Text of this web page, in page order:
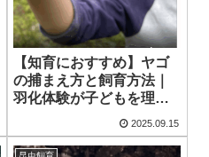
【知育におすすめ】ヤゴ
の捕まえ方と飼育方法｜
羽化体験が子どもを理系
2025.09.15